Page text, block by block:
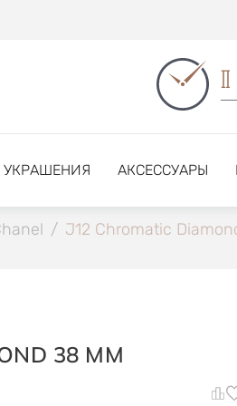
АКСЕССУАРЫ
/ J12 Chromatic
38 MM